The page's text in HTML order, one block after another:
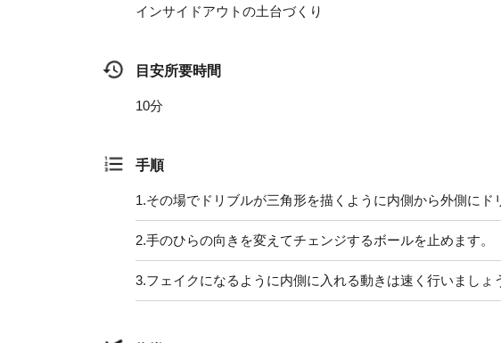
インサイドアウトの土台づくり
目安所要時間
10分
手順
1.その場でドリブルが三角形を描くように内側から外側にド
2.手のひらの向きを変えてチェンジするボールを止めます。
3.フェイクになるように内側に入れる動きは速く行いましょ